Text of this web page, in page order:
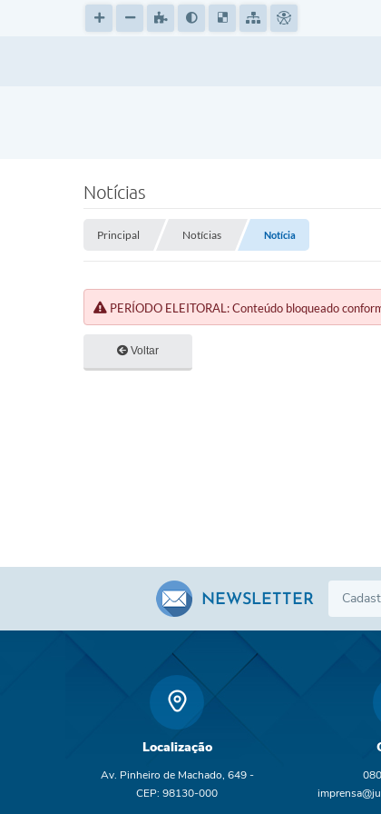
Notícias
Principal Notícias Notícia
PERÍODO ELEITORAL: Conteúdo bloqueado
Voltar
NEWSLETTER
Localização
Av. Pinheiro de Machado, 649 -
CEP: 98130-000